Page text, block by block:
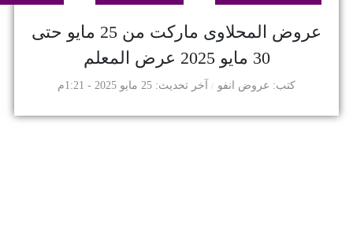
عروض المحلاوى ماركت من 25 مايو حتى
30 مايو 2025 عرض المعلم
كتب عروض انفو آخر تحديث 25 مايو 2025 - 1:21م